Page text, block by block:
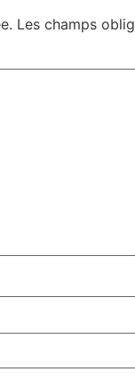
Les champs